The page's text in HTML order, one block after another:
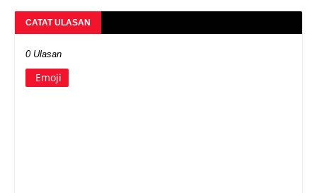
CATAT ULASAN
0 Ulasan
Emoji